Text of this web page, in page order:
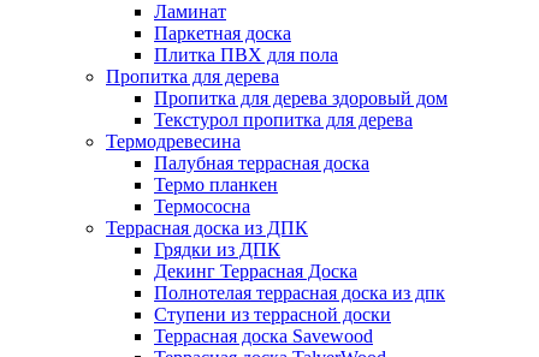
Ламинат
Паркетная доска
Плитка ПВХ для пола
Пропитка для дерева
Пропитка для дерева здоровый дом
Текстурол пропитка для дерева
Термодревесина
Палубная террасная доска
Термо планкен
Термососна
Террасная доска из ДПК
Грядки из ДПК
Декинг Террасная Доска
Полнотелая террасная доска из дпк
Ступени из террасной доски
Террасная доска Savewood